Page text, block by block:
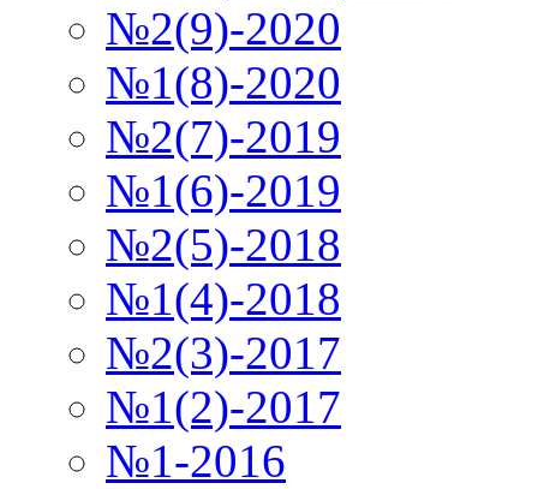
№2(9)-2020
№1(8)-2020
№2(7)-2019
№1(6)-2019
№2(5)-2018
№1(4)-2018
№2(3)-2017
№1(2)-2017
№1-2016